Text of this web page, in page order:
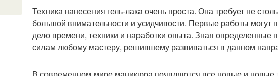
Техника нанесения гель-лака очень проста. Она требует не
большой внимательности и усидчивости. Первые работы могут
дело времени, техники и наработки опыта. Зная определенные
силам любому мастеру, решившему развиваться в данном